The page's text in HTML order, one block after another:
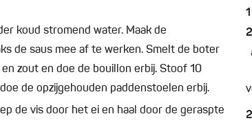
1
2
koud stromend water. Maak de
de saus mee af te werken. Smelt de boter
zout en doe de bouillon erbij. Stoof 10
de opzijgehouden paddenstoelen erbij.
de vis door het ei en haal door de geraspte